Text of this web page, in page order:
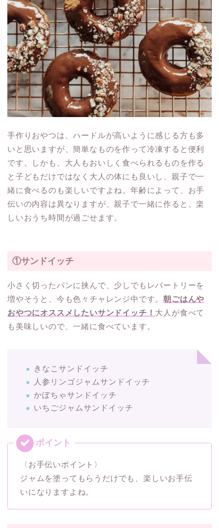
手作りおやつは、ハードルが高いように感じる方も多
いと思いますが、簡単なものを作って冷凍すると便利
です。しかも、大人もおいしく食べられるものを作る
と子どもだけではなく大人の体にも良いし、親子で一
緒に食べるのも楽しいですよね。年齢によって、お手
伝いの内容は異なりますが、親子で一緒に作ると、楽
しいおうち時間が過ごせます。
①サンドイッチ
小さく切ったパンに挟んで、少しでもレパートリーを
増やそうと、今も色々チャレンジ中です。朝ごはんや
おやつにオススメしたいサンドイッチ！ 大人が食べて
も美味しいので、一緒に食べています。
きなこサンドイッチ
人参リンゴジャムサンドイッチ
かぼちゃサンドイッチ
いちごジャムサンドイッチ
〈お手伝いポイント〉
ジャムを塗ってもらうだけでも、楽しいお手伝
いになりますよね。